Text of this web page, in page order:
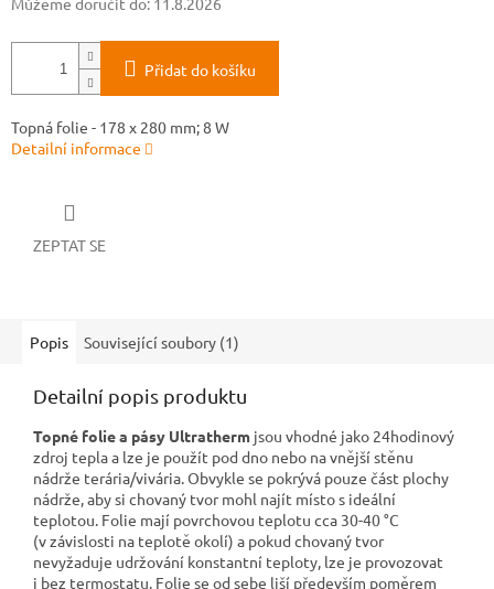
Přidat do košíku
Topná folie - 178 x 280 mm; 8 W
Detailní informace
ZEPTAT SE
Popis Související soubory (1)
Detailní popis produktu
Topné folie a pásy Ultratherm jsou vhodné jako 24hodinový
zdroj tepla a lze je použít pod dno nebo na vnější stěnu
nádrže terária/vivária. Obvykle se pokrývá pouze část plochy
nádrže, aby si chovaný tvor mohl najít místo s ideální
teplotou. Folie mají povrchovou teplotu cca 30-40 °C
(v závislosti na teplotě okolí) a pokud chovaný tvor
nevyžaduje udržování konstantní teploty, lze je provozovat
i bez termostatu. Folie se od sebe liší především poměrem